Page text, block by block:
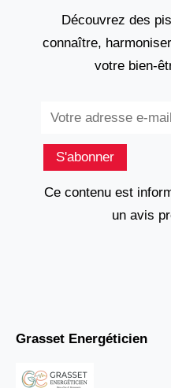
Découvrez des
connaître,
votre bien-
S'abonner
Ce contenu est
un avis
Grasset Energéticien